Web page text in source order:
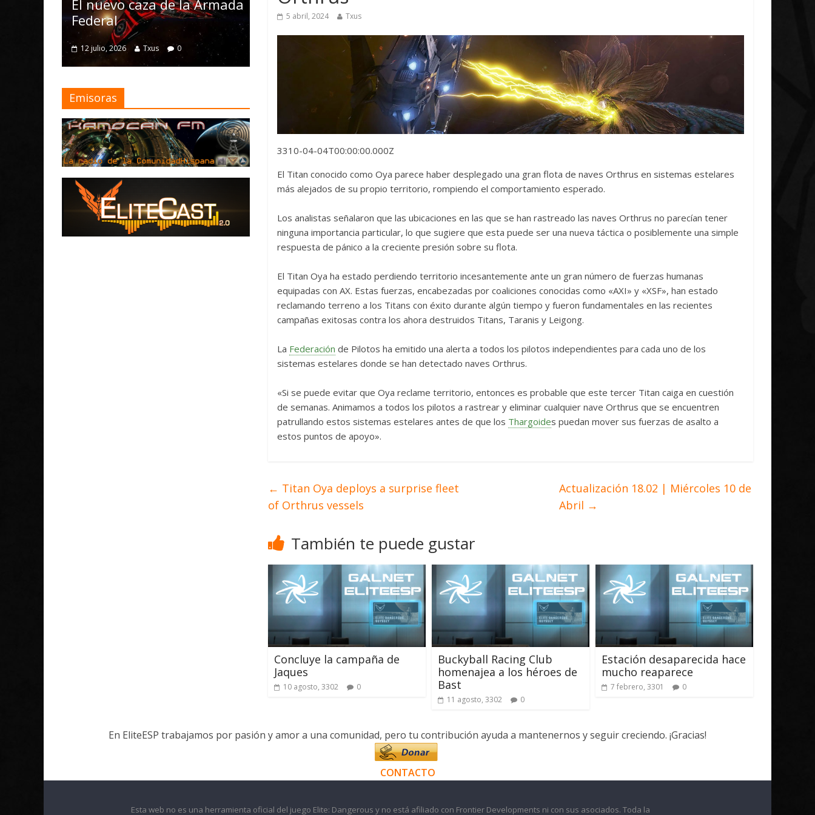
5 abril, 2024 Txus
3310-04-04T00:00:00.000Z
El Titan conocido como Oya parece haber desplegado una gran flota de naves Orthrus en sistemas estelares
más alejados de su propio territorio, rompiendo el comportamiento esperado.
Los analistas señalaron que las ubicaciones en las que se han rastreado las naves Orthrus no parecían tener
ninguna importancia particular, lo que sugiere que esta puede ser una nueva táctica o posiblemente una simple
respuesta de pánico a la creciente presión sobre su flota.
El Titan Oya ha estado perdiendo territorio incesantemente ante un gran número de fuerzas humanas
equipadas con AX. Estas fuerzas, encabezadas por coaliciones conocidas como «AXI» y «XSF», han estado
reclamando terreno a los Titans con éxito durante algún tiempo y fueron fundamentales en las recientes
campañas exitosas contra los ahora destruidos Titans, Taranis y Leigong.
La Federación de Pilotos ha emitido una alerta a todos los pilotos independientes para cada uno de los
sistemas estelares donde se han detectado naves Orthrus.
«Si se puede evitar que Oya reclame territorio, entonces es probable que este tercer Titan caiga en cuestión
de semanas. Animamos a todos los pilotos a rastrear y eliminar cualquier nave Orthrus que se encuentren
patrullando estos sistemas estelares antes de que los Thargoides puedan mover sus fuerzas de asalto a
estos puntos de apoyo».
← Titan Oya deploys a surprise fleet
of Orthrus vessels
Actualización 18.02 | Miércoles 10 de
Abril →
También te puede gustar
Concluye la campaña de
Jaques
10 agosto, 3302 0
Buckyball Racing Club
homenajea a los héroes de
Bast
11 agosto, 3302 0
Estación desaparecida hace
mucho reaparece
7 febrero, 3301 0
de la Armada
mejoras
4 julio, 2026 Txus
Mayo de 2026
28 mayo, 2026 Txus 0
Emisoras
En EliteESP trabajamos por pasión y amor a una comunidad, pero tu contribución ayuda a mantenernos y seguir creciendo. ¡Gracias!
CONTACTO
Esta web no es una herramienta oficial del juego Elite: Dangerous y no está afiliado con Frontier Developments ni con sus asociados. Toda la